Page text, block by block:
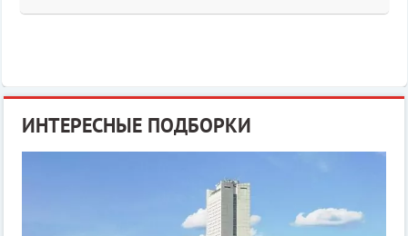
ИНТЕРЕСНЫЕ ПОДБОРКИ